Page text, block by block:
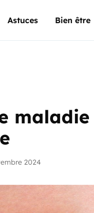
Astuces Bien être
maladie
2024